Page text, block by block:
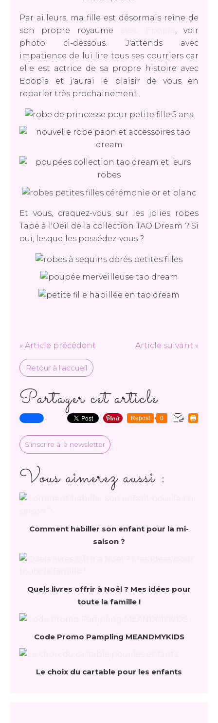
Par ailleurs, ma fille est désormais reine de
son propre royaume
, voir
photo ci-dessous. J'attends avec
impatience de lui lire tous ses courriers car
elle est actrice de sa propre histoire avec
Epopia et j'aurai le plaisir de vous en
reparler très prochainement.
Et vous, craquez-vous sur les jolies robes
Tape à l'Oeil de la collection TAO Dream ? Si
oui, lesquelles possédez-vous ?
« Article précédent Article suivant »
Retour à l'accueil
Partager cet article
Repost 0
S'inscrire à la newsletter
Vous aimerez aussi :
Comment habiller son enfant pour la mi-
saison ?
Quels livres offrir à Noël ? Mes idées pour
toute la famille !
Code Promo Pampling MEANDMYKIDS
Le choix du cartable pour les enfants